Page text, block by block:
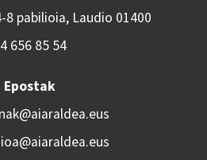
8 pabilioia, Laudio 01400
656 85 54
Epostak